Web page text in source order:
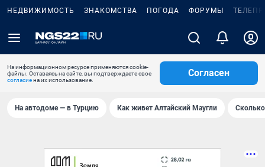
НЕДВИЖИМОСТЬ ЗНАКОМСТВА ПОГОДА ФОРУМЫ
На информационном ресурсе применяются cookie-
файлы. Оставаясь на сайте, вы подтверждаете свое
согласиена их использование.
Согласен
На автодоме — в Турцию Как живет Алтайский Маугли